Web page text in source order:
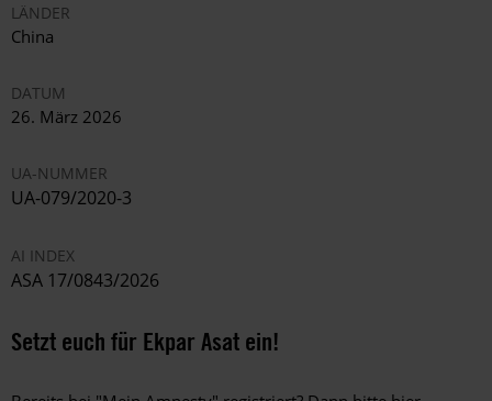
LÄNDER
China
DATUM
26. März 2026
UA-NUMMER
UA-079/2020-3
AI INDEX
ASA 17/0843/2026
Setzt euch für Ekpar Asat ein!